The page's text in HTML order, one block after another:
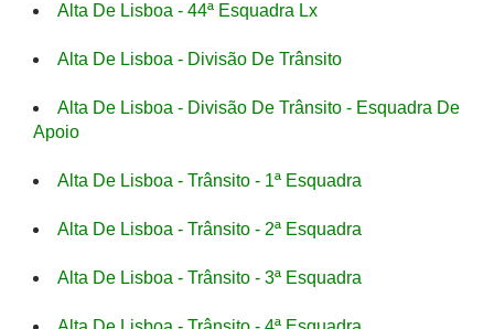
Alta De Lisboa - 44ª Esquadra Lx
Alta De Lisboa - Divisão De Trânsito
Alta De Lisboa - Divisão De Trânsito - Esquadra De
Apoio
Alta De Lisboa - Trânsito - 1ª Esquadra
Alta De Lisboa - Trânsito - 2ª Esquadra
Alta De Lisboa - Trânsito - 3ª Esquadra